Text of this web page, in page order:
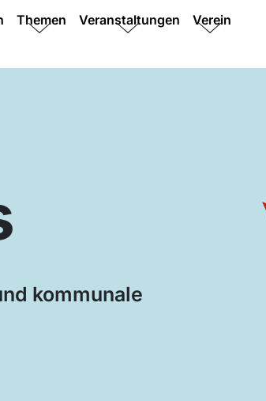
Themen Veranstaltungen Verein
kommunale